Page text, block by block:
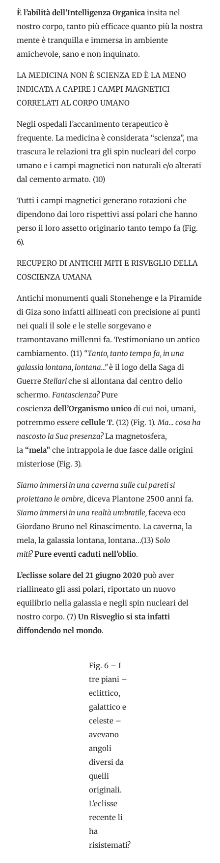
È l’abilità dell’Intelligenza Organica insita nel
nostro corpo, tanto più efficace quanto più la nostra
mente è tranquilla e immersa in ambiente
amichevole, sano e non inquinato.
LA MEDICINA NON È SCIENZA ED È LA MENO
INDICATA A CAPIRE I CAMPI MAGNETICI
CORRELATI AL CORPO UMANO
Negli ospedali l’accanimento terapeutico è
frequente. La medicina è considerata “scienza”, ma
trascura le relazioni tra gli spin nucleari del corpo
umano e i campi magnetici non naturali e/o alterati
dal cemento armato. (10)
Tutti i campi magnetici generano rotazioni che
dipendono dai loro rispettivi assi polari che hanno
perso il loro assetto originario tanto tempo fa (Fig.
6).
RECUPERO DI ANTICHI MITI E RISVEGLIO DELLA
COSCIENZA UMANA
Antichi monumenti quali Stonehenge e la Piramide
di Giza sono infatti allineati con precisione ai punti
nei quali il sole e le stelle sorgevano e
tramontavano millenni fa. Testimoniano un antico
cambiamento. (11) “Tanto, tanto tempo fa, in una
galassia lontana, lontana…”è il logo della Saga di
Guerre Stellariche si allontana dal centro dello
schermo. Fantascienza?Pure
coscienza dell’Organismo unico di cui noi, umani,
potremmo essere cellule T. (12) (Fig. 1).Ma… cosa ha
nascosto la Sua presenza?La magnetosfera,
la “mela” che intrappola le due fasce dalle origini
misteriose (Fig. 3).
Siamo immersi in una caverna sulle cui pareti si
proiettano le ombre,diceva Plantone 2500 anni fa.
Siamo immersi in una realtà umbratile,faceva eco
Giordano Bruno nel Rinascimento. La caverna, la
mela, la galassia lontana, lontana…(13) Solo
miti?Pure eventi caduti nell’oblio.
L’eclisse solare del 21 giugno 2020 può aver
riallineato gli assi polari, riportato un nuovo
equilibrio nella galassia e negli spin nucleari del
nostro corpo. (7) Un Risveglio si sta infatti
diffondendo nel mondo.
Fig. 6 – I
tre piani –
eclittico,
galattico e
celeste –
avevano
angoli
diversi da
quelli
originali.
L’eclisse
recente li
ha
risistemati?